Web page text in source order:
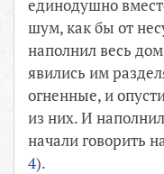
единодушно
шум, как бы от
наполнил весь
явились им
огненные, и
из них. И
начали говорить
4).